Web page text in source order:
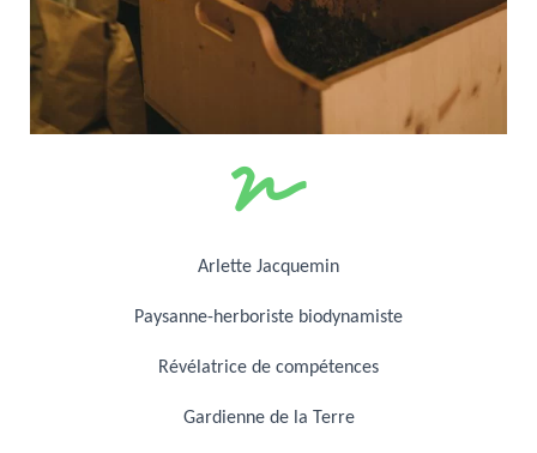
Arlette Jacquemin
Paysanne-herboriste biodynamiste
Révélatrice de compétences
Gardienne de la Terre